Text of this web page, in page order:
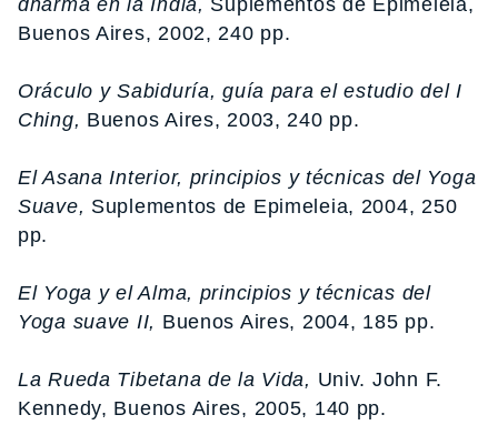
dharma en la India, Suplementos de Epimeleia,
Buenos Aires, 2002, 240 pp.
Oráculo y Sabiduría, guía para el estudio del I
Ching, Buenos Aires, 2003, 240 pp.
El Asana Interior, principios y técnicas del Yoga
Suave, Suplementos de Epimeleia, 2004, 250
pp.
El Yoga y el Alma, principios y técnicas del
Yoga suave II, Buenos Aires, 2004, 185 pp.
La Rueda Tibetana de la Vida, Univ. John F.
Kennedy, Buenos Aires, 2005, 140 pp.